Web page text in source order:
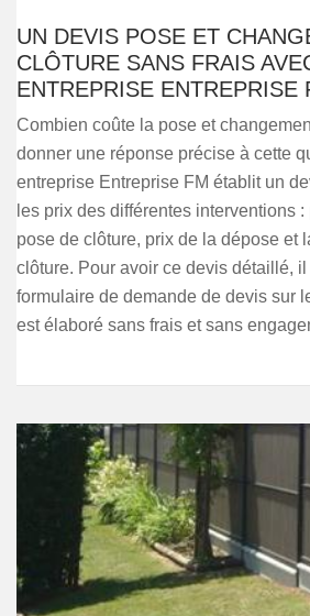
UN DEVIS POSE ET
CLÔTURE SANS FRAIS
ENTREPRISE ENTREPRISE
Combien coûte la pose et
donner une réponse précise à cette
entreprise Entreprise FM établit un
les prix des différentes interventions
pose de clôture, prix de la dépose et
clôture. Pour avoir ce devis détaillé,
formulaire de demande de devis sur
est élaboré sans frais et sans